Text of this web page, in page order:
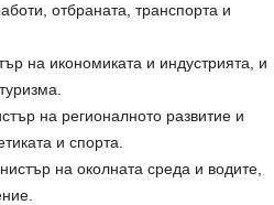
отбраната, транспорта и
на икономиката и индустрията, и
на регионалното развитие и
и спорта.
на околната среда и водите,